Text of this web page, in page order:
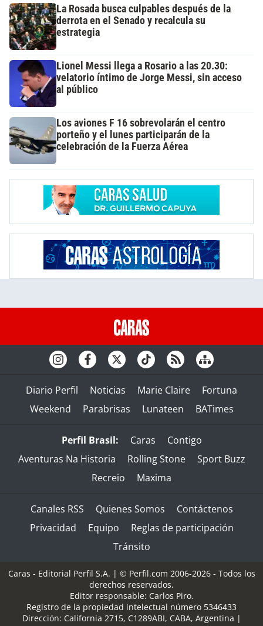
La Rosada busca culpables después de la
derrota en el Senado y recalcula su
estrategia
Lionel Messi llega a Rosario a las 20.30:
velatorio íntimo de Jorge Messi, sin acceso
al público
Los aviones F 16 sobrevolarán el centro
porteño y el lunes participarán de la
celebración de la Fuerza Aérea
Diario Perfil Noticias Marie Claire
Fortuna
Weekend
Parabrisas Lunateen BATimes
Perfil Brasil: Caras
Contigo
Aventuras Na Historia
Rolling Stone
Sport Buzz
Recreio
Maxima
Canales RSS Quienes Somos
Contáctenos
Privacidad
Equipo
Reglas de participación
Tránsito
Caras - Editorial Perfil S.A. | © Perfil.com 2006-2026 - Todos los
derechos reservados.
Editor responsable: Carlos Piro.
Registro de la propiedad intelectual número 5346433
Dirección: California 2715, C1289ABI, CABA, Argentina |